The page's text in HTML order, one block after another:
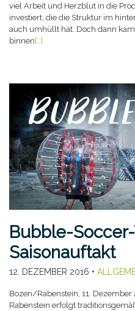
viel Arbeit und Herzblut in die
investiert, die die Struktur im
auch umhüllt hat. Doch dann
binnen […]
Bubble-
Saisonauftakt
12. DEZEMBER 2016 •
Bozen/Rabenstein, 11.
Rabenstein erfolgt